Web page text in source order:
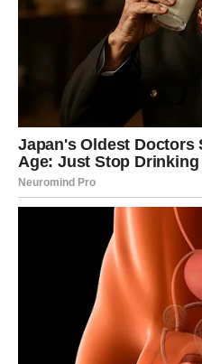
onda kada je mislila da je
Škorpija
Škorpija je prošla kroz
ostavio duboke tragove.
Ali karma nikada ne
U danima pred nama,
kako se stvari same
su je povredili suočiće se sa
postupaka. Situacije koje
rade za nju.